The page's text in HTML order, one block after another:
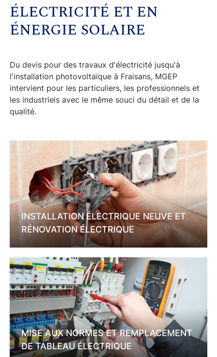
ÉLECTRICITÉ ET EN
ÉNERGIE SOLAIRE
Du devis pour des travaux d'électricité jusqu'à
l'installation photovoltaïque à Fraisans, MGEP
intervient pour les particuliers, les professionnels et
les industriels avec le même souci du détail et de la
qualité.
INSTALLATION ÉLECTRIQUE NEUVE ET
RÉNOVATION ÉLECTRIQUE
MISE AUX NORMES ET REMPLACEMENT
DE TABLEAU ÉLECTRIQUE